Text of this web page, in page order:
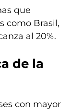
que
como Brasil,
al 20%.
de la
con mayor